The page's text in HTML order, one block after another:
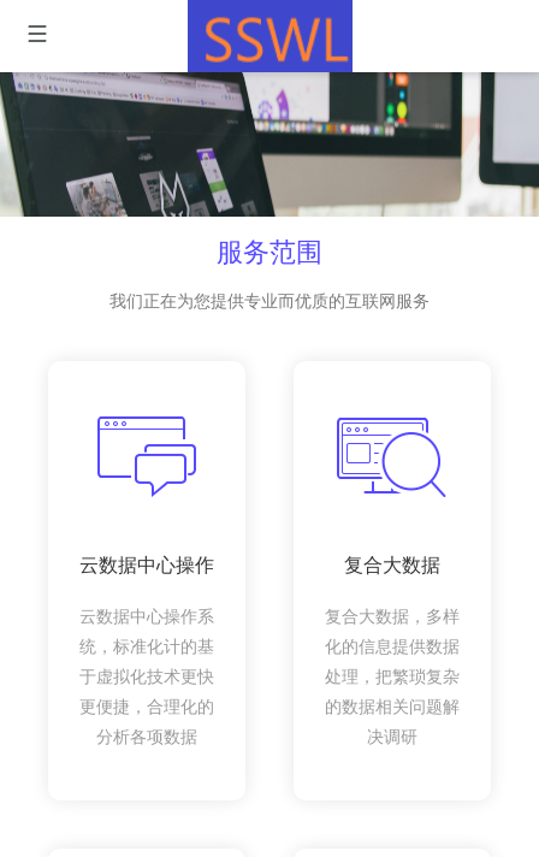
服务范围
我们正在为您提供专业而优质的互联网服务
云数据中心操作
云数据中心操作系
统，标准化计的基
于虚拟化技术更快
更便捷，合理化的
分析各项数据
复合大数据
复合大数据，多样
化的信息提供数据
处理，把繁琐复杂
的数据相关问题解
决调研